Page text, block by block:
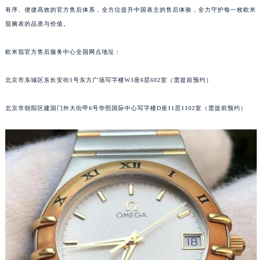
有序、便捷高效的官方售后体系，全方位提升中国表主的售后体验，全力守护每一枚欧米
茄腕表的品质与价值。
欧米茄官方售后服务中心全国网点地址：
北京市东城区东长安街1号东方广场写字楼W3座6层602室（需提前预约）
北京市朝阳区建国门外大街甲6号华熙国际中心写字楼D座11层1102室（需提前预约）